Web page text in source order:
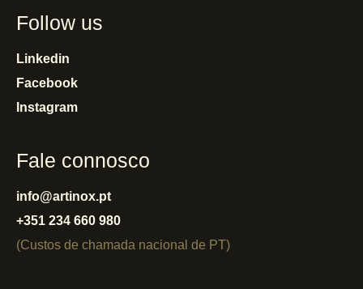
Follow us
Linkedin
Facebook
Instagram
Fale connosco
info@artinox.pt
+351 234 660 980
(Custos de chamada nacional de PT)